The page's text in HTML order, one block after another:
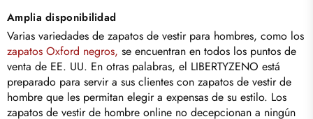
Amplia disponibilidad
Varias variedades de zapatos de vestir para hombres, como los
zapatos Oxford negros, se encuentran en todos los puntos de
venta de EE. UU. En otras palabras, el LIBERTYZENO está
preparado para servir a sus clientes con zapatos de vestir de
hombre que les permitan elegir a expensas de su estilo. Los
zapatos de vestir de hombre online no decepcionan a ningún